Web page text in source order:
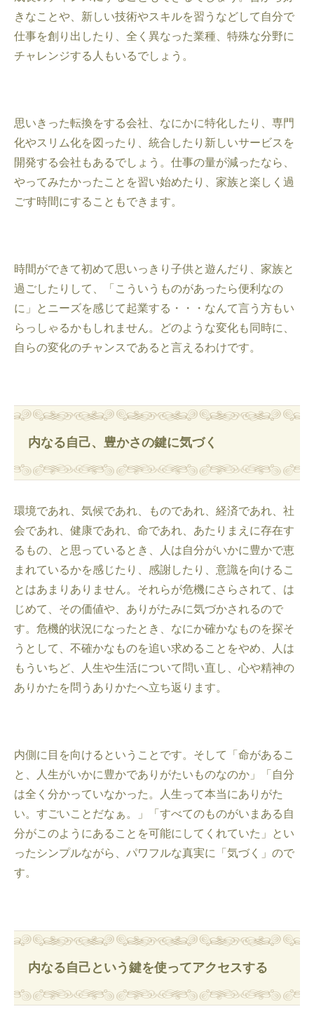
きなことや、新しい技術やスキルを習うなどして自分で
仕事を創り出したり、全く異なった業種、特殊な分野に
チャレンジする人もいるでしょう。
思いきった転換をする会社、なにかに特化したり、専門
化やスリム化を図ったり、統合したり新しいサービスを
開発する会社もあるでしょう。仕事の量が減ったなら、
やってみたかったことを習い始めたり、家族と楽しく過
ごす時間にすることもできます。
時間ができて初めて思いっきり子供と遊んだり、家族と
過ごしたりして、「こういうものがあったら便利なの
に」とニーズを感じて起業する・・・なんて言う方もい
らっしゃるかもしれません。どのような変化も同時に、
自らの変化のチャンスであると言えるわけです。
内なる自己、豊かさの鍵に気づく
環境であれ、気候であれ、ものであれ、経済であれ、社
会であれ、健康であれ、命であれ、あたりまえに存在す
るもの、と思っているとき、人は自分がいかに豊かで恵
まれているかを感じたり、感謝したり、意識を向けるこ
とはあまりありません。それらが危機にさらされて、は
じめて、その価値や、ありがたみに気づかされるので
す。危機的状況になったとき、なにか確かなものを探そ
うとして、不確かなものを追い求めることをやめ、人は
もういちど、人生や生活について問い直し、心や精神の
ありかたを問うありかたへ立ち返ります。
内側に目を向けるということです。そして「命があるこ
と、人生がいかに豊かでありがたいものなのか」「自分
は全く分かっていなかった。人生って本当にありがた
い。すごいことだなぁ。」「すべてのものがいまある自
分がこのようにあることを可能にしてくれていた」とい
ったシンプルながら、パワフルな真実に「気づく」ので
す。
内なる自己という鍵を使ってアクセスする